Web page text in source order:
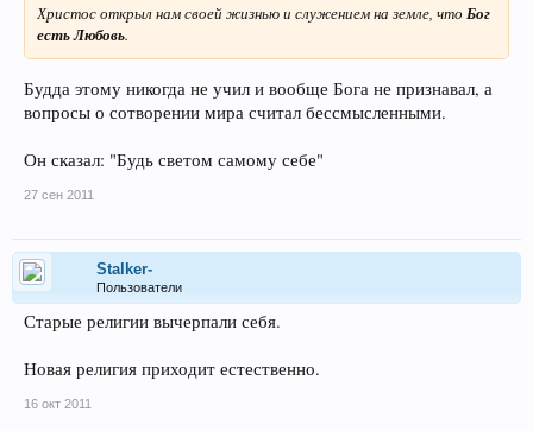
Христос открыл нам своей жизнью и служением на земле, что Бог
есть Любовь.
Будда этому никогда не учил и вообще Бога не признавал, а
вопросы о сотворении мира считал бессмысленными.
Он сказал: "Будь светом самому себе"
27 сен 2011
Stalker-
Пользователи
Старые религии вычерпали себя.
Новая религия приходит естественно.
16 окт 2011